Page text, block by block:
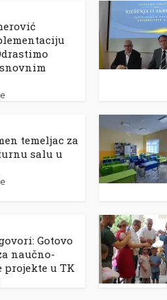
temeljac za
salu u
Gotovo
naučno-
u TK